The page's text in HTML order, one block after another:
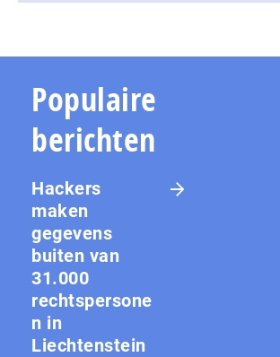
Populaire
berichten
Hackers
maken
gegevens
buiten van
31.000
rechtspersone
n in
Liechtenstein